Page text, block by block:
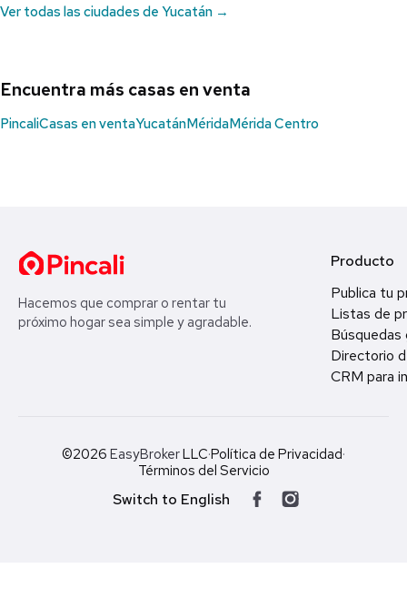
Ver todas las ciudades de Yucatán →
Encuentra más casas en venta
PincaliCasas en ventaYucatánMéridaMérida Centro
Hacemos que comprar o rentar tu
próximo hogar sea simple y agradable.
Producto
Publica tu
Listas de
Búsquedas
Directorio
CRM para
©2026 EasyBrokerLLC·Política de Privacidad·
Términos del Servicio
Switch to English